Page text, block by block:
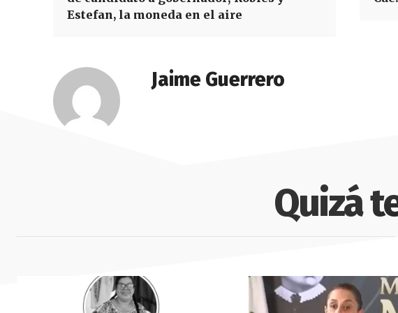
Estefan, la moneda en el aire
Jaime Guerrero
Quizá